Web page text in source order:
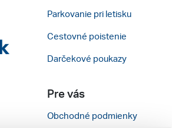
Parkovanie pri letisku
Cestovné poistenie
Darčekové poukazy
Pre vás
Obchodné podmienky